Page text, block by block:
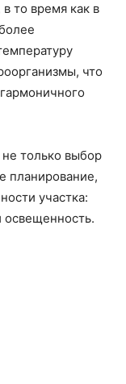
то время как в
что
только выбор
планирование,
участка: